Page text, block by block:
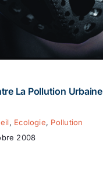
La Pollution Urbaine
, Ecologie, Pollution
2008